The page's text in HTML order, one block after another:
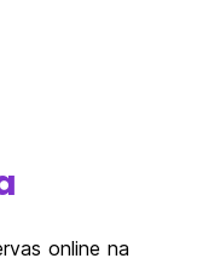
online na